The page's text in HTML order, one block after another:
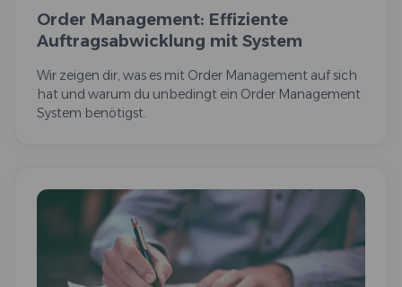
Order Management: Effiziente
Auftragsabwicklung mit System
Wir zeigen dir, was es mit Order Management auf sich
hat und warum du unbedingt ein Order Management
System benötigst.